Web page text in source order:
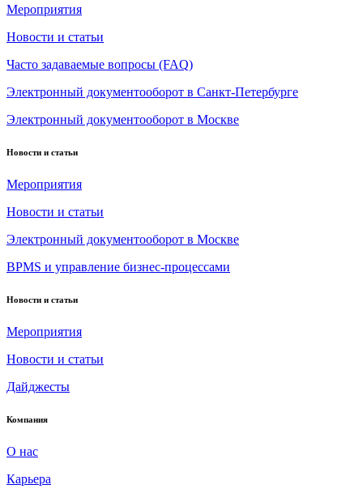
Мероприятия
Новости и статьи
Часто задаваемые вопросы (FAQ)
Электронный документооборот в Санкт-Петербурге
Электронный документооборот в Москве
Новости и статьи
Мероприятия
Новости и статьи
Электронный документооборот в Москве
BPMS и управление бизнес-процессами
Новости и статьи
Мероприятия
Новости и статьи
Дайджесты
Компания
О нас
Карьера